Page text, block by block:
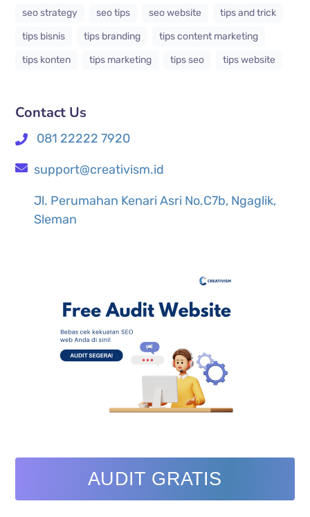
seo strategy
seo tips seo website
tips and trick
tips bisnis
tips branding
tips content marketing
tips konten
tips marketing tips seo tips website
Contact Us
081 22222 7920
support@creativism.id
Jl. Perumahan Kenari Asri No.C7b, Ngaglik,
Sleman
AUDIT GRATIS